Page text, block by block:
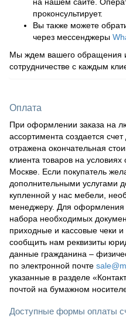
проконсультирует.
Вы также можете
через мессенджеры
Мы ждем вашего обращения
сотрудничестве с каждым
Оплата
При оформлении заказа на
ассортимента создается
отражена окончательная
клиента товаров на
Москве. Если покупатель
дополнительными услугами
купленной у нас мебели,
менеджеру. Для оформления
набора необходимых
приходные и кассовые чеки и
сообщить нам реквизиты
данные гражданина –
по электронной почте
указанные в разделе
почтой на бумажном
Доступные формы оплаты